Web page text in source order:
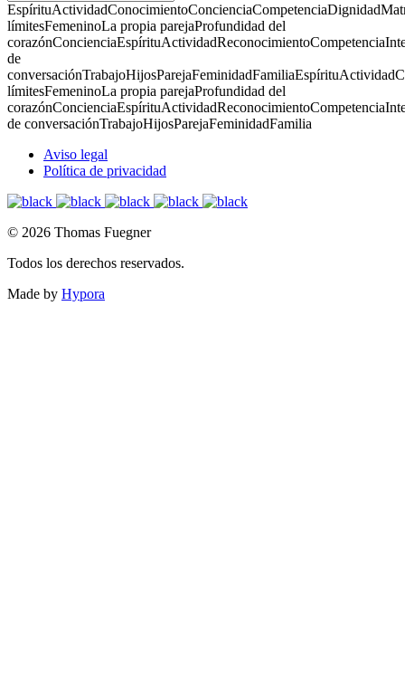
EspírituActividadConocimientoConcienciaCompetenciaDignidad
límitesFemeninoLa propia parejaProfundidad del
corazónConcienciaEspírituActividadReconocimientoCompetencia
de
conversaciónTrabajoHijosParejaFeminidadFamiliaEspírituActividad
límitesFemeninoLa propia parejaProfundidad del
corazónConcienciaEspírituActividadReconocimientoCompetencia
de conversaciónTrabajoHijosParejaFeminidadFamilia
Aviso legal
Política de privacidad
© 2026 Thomas Fuegner
Todos los derechos reservados.
Made by Hypora